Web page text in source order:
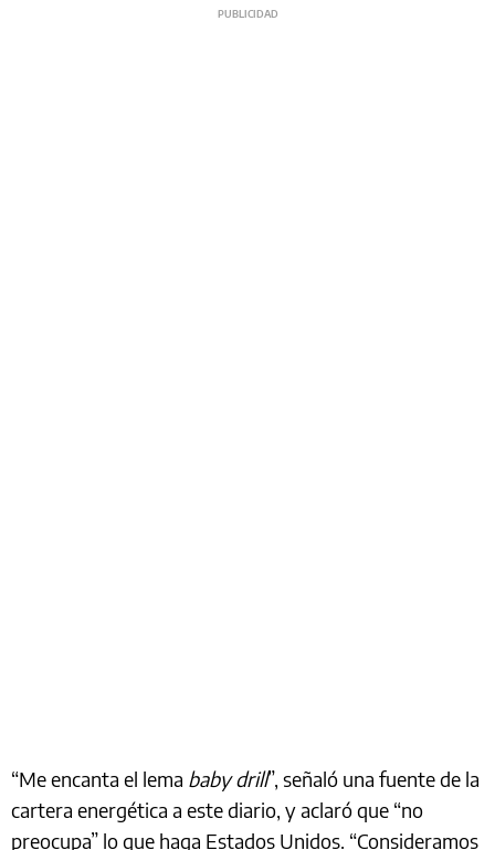
“Me encanta el lema baby drill”, señaló una fuente de la
cartera energética a este diario, y aclaró que “no
preocupa” lo que haga Estados Unidos. “Consideramos